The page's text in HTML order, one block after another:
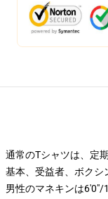
通常のTシャツは、定
基本、受益者、ボクシ
男性のマネキンは6'0"/